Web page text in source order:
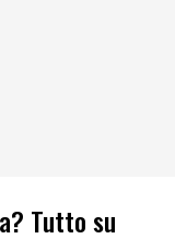
Tutto su